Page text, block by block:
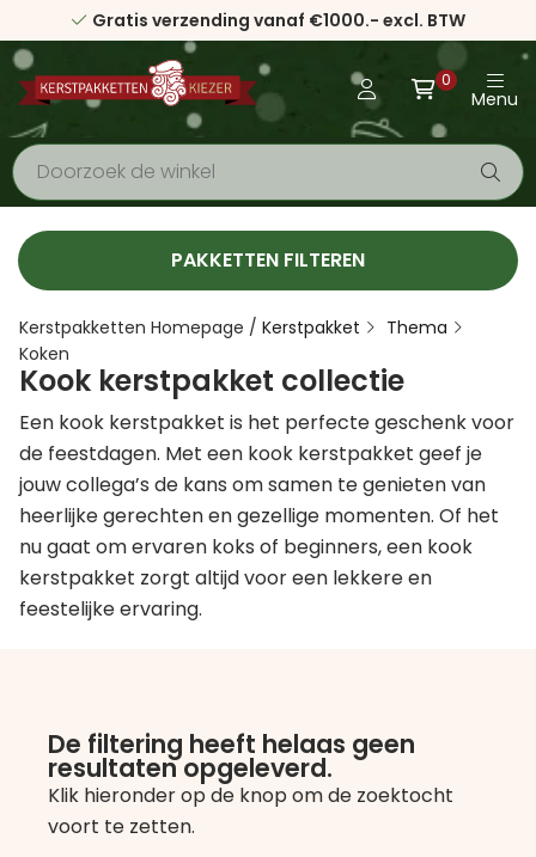
Gratis verzending vanaf €1000.- excl. BTW
0
Menu
PAKKETTEN FILTEREN
Kerstpakketten Homepage / Kerstpakket
Thema
Koken
Kook kerstpakket collectie
Een kook kerstpakket is het perfecte geschenk voor
de feestdagen. Met een kook kerstpakket geef je
jouw collega’s de kans om samen te genieten van
heerlijke gerechten en gezellige momenten. Of het
nu gaat om ervaren koks of beginners, een kook
kerstpakket zorgt altijd voor een lekkere en
feestelijke ervaring.
De filtering heeft helaas geen
resultaten opgeleverd.
Klik hieronder op de knop om de zoektocht
voort te zetten.